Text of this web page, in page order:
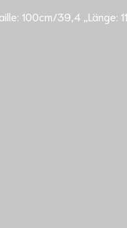
100cm/39,4 „Länge: